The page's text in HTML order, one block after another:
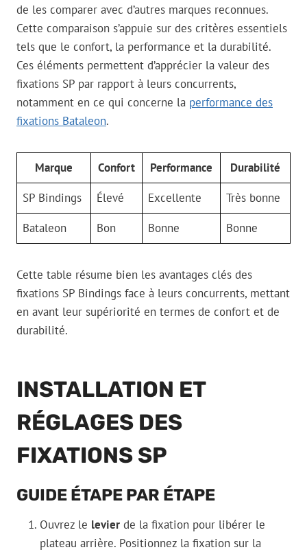
de les comparer avec d’autres marques reconnues.
Cette comparaison s’appuie sur des critères essentiels
tels que le confort, la performance et la durabilité.
Ces éléments permettent d’apprécier la valeur des
fixations SP par rapport à leurs concurrents,
notamment en ce qui concerne la performance des
fixations Bataleon.
Marque Confort Performance
Durabilité
SP Bindings
Élevé Excellente
Très bonne
Bataleon
Bon Bonne Bonne
Cette table résume bien les avantages clés des
fixations SP Bindings face à leurs concurrents, mettant
en avant leur supériorité en termes de confort et de
durabilité.
INSTALLATION ET
RÉGLAGES DES
FIXATIONS SP
GUIDE ÉTAPE PAR ÉTAPE
Ouvrez le levier de la fixation pour libérer le
plateau arrière. Positionnez la fixation sur la